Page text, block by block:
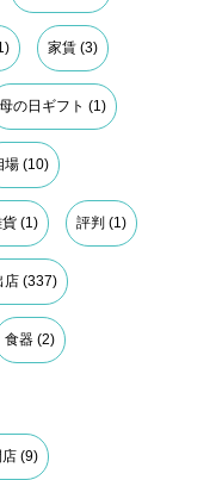
家賃 (3)
母の日ギフト (1)
場 (10)
(1) 評判 (1)
店 (337)
食器 (2)
(9)